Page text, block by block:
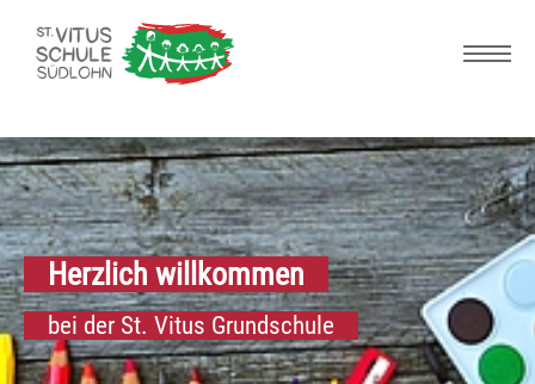
Herzlich willkommen
bei der St. Vitus Grundschule